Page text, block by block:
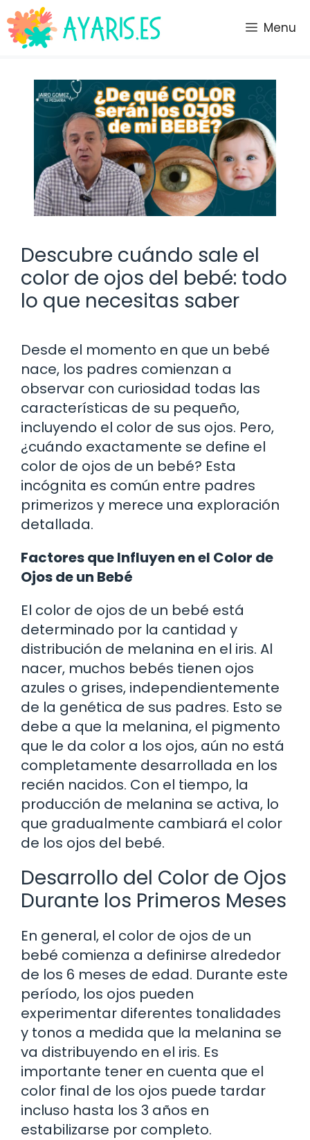
Saltar
al
contenido
Menu
Descubre cuándo sale el
color de ojos del bebé: todo
lo que necesitas saber
Desde el momento en que un bebé
nace, los padres comienzan a
observar con curiosidad todas las
características de su pequeño,
incluyendo el color de sus ojos. Pero,
¿cuándo exactamente se define el
color de ojos de un bebé? Esta
incógnita es común entre padres
primerizos y merece una exploración
detallada.
Factores que Influyen en el Color de
Ojos de un Bebé
El color de ojos de un bebé está
determinado por la cantidad y
distribución de melanina en el iris. Al
nacer, muchos bebés tienen ojos
azules o grises, independientemente
de la genética de sus padres. Esto se
debe a que la melanina, el pigmento
que le da color a los ojos, aún no está
completamente desarrollada en los
recién nacidos. Con el tiempo, la
producción de melanina se activa, lo
que gradualmente cambiará el color
de los ojos del bebé.
Desarrollo del Color de Ojos
Durante los Primeros Meses
En general, el color de ojos de un
bebé comienza a definirse alrededor
de los 6 meses de edad. Durante este
período, los ojos pueden
experimentar diferentes tonalidades
y tonos a medida que la melanina se
va distribuyendo en el iris. Es
importante tener en cuenta que el
color final de los ojos puede tardar
incluso hasta los 3 años en
estabilizarse por completo.